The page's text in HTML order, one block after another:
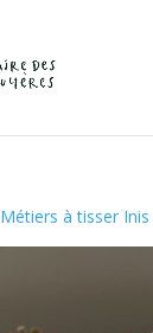
Métiers à tisser Inis